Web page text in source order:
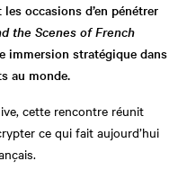
occasions d’en pénétrer
the Scenes of French
immersion stratégique dans
au monde.
cette rencontre réunit
ce qui fait aujourd’hui